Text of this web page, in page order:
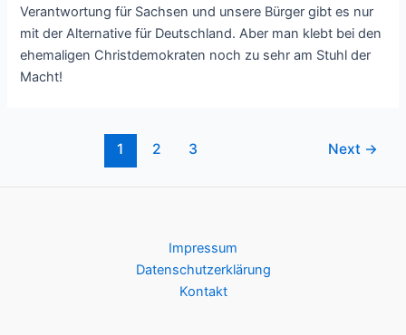
Verantwortung für Sachsen und unsere Bürger gibt es nur
mit der Alternative für Deutschland. Aber man klebt bei den
ehemaligen Christdemokraten noch zu sehr am Stuhl der
Macht!
1 2 3 Next →
Impressum
Datenschutzerklärung
Kontakt